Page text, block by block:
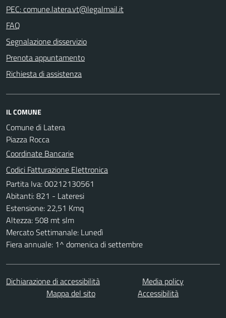
PEC: comune.latera.vt@legalmail.it
FAQ
Segnalazione disservizio
Prenota appuntamento
Richiesta di assistenza
IL COMUNE
Comune di Latera
Piazza Rocca
Coordinate Bancarie
Codici Fatturazione Elettronica
Partita Iva: 00212130561
Abitanti: 821 - Lateresi
Estensione: 22,51 Kmq
Altezza: 508 mt slm
Mercato Settimanale: Lunedì
Fiera annuale: 1^ domenica di settembre
Dichiarazione di accessibilità
Media policy
Mappa del sito
Accessibilità